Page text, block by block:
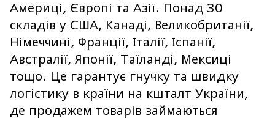
Америці, Європі та Азії. Понад 30
складів у США, Канаді, Великобританії,
Німеччині, Франції, Італії, Іспанії,
Австралії, Японії, Таїланді, Мексиці
тощо. Це гарантує гнучку та швидку
логістику в країни на кшталт України,
де продажем товарів займаються